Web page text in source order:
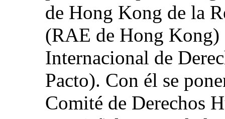
de Hong Kong de la
(RAE de Hong
Internacional de
Pacto). Con él se
Comité de Derechos